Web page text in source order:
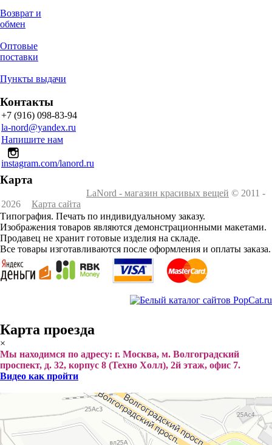
Возврат и
обмен
Оптовые
поставки
Пункты выдачи
Контакты
+7 (916) 098-83-94
la-nord@yandex.ru
Напишите нам
instagram.com/lanord.ru
Карта
LaNord - магазин красивых вещей © 2011 -
2026
Карта сайта
Типография. Печать по индивидуальному заказу.
Изображения товаров являются демонстрационными макетами.
Продавец не хранит готовые изделия на складе.
Все товары изготавливаются после оформления и оплаты заказа.
Карта проезда
×
Мы находимся по адресу: г. Москва, м. Волгоградский
проспект, д. 32, корпус 8 (Техно Холл), 2й этаж, офис 7.
Видео как пройти